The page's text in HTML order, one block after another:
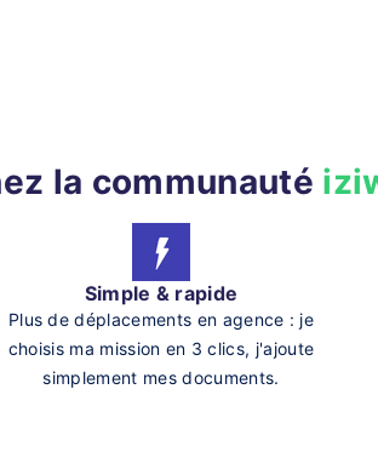
la communauté
Simple & rapide
Plus de déplacements en agence : je
choisis ma mission en 3 clics, j'ajoute
simplement mes documents.